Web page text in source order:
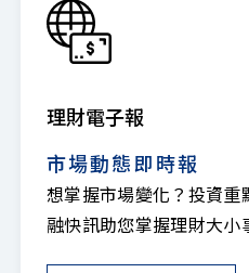
理財電子報
市場動態即時報
想掌握市場變化？投資
融快訊助您掌握理財大小